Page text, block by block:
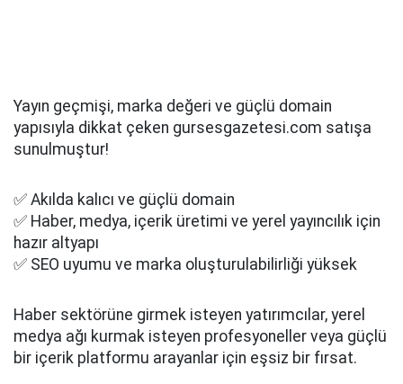
Yayın geçmişi, marka değeri ve güçlü domain
yapısıyla dikkat çeken gursesgazetesi.com satışa
sunulmuştur!
✅ Akılda kalıcı ve güçlü domain
✅ Haber, medya, içerik üretimi ve yerel yayıncılık için
hazır altyapı
✅ SEO uyumu ve marka oluşturulabilirliği yüksek
Haber sektörüne girmek isteyen yatırımcılar, yerel
medya ağı kurmak isteyen profesyoneller veya güçlü
bir içerik platformu arayanlar için eşsiz bir fırsat.